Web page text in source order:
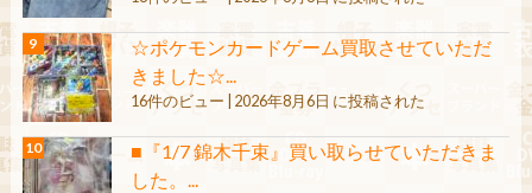
☆ポケモンカードゲーム買取させていただ
きました☆...
16件のビュー | 2026年8月6日 に投稿された
■『1/7 錦木千束』買い取らせていただきま
した。...